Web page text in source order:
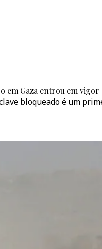
em Gaza entrou em vigor
bloqueado é um